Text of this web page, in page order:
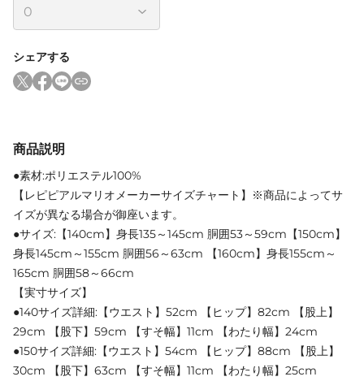
シェアする
商品説明
●素材:ポリエステル100%
【レピピアルマリオメーカーサイズチャート】※商品によってサ
イズが異なる場合が御座います。
●サイズ:【140cm】身長135～145cm 胴囲53～59cm【150cm】
身長145cm～155cm 胴囲56～63cm 【160cm】身長155cm～
165cm 胴囲58～66cm
【実寸サイズ】
●140サイズ詳細:【ウエスト】52cm 【ヒップ】82cm 【股上】
29cm 【股下】59cm 【すそ幅】11cm 【わたり幅】24cm
●150サイズ詳細:【ウエスト】54cm 【ヒップ】88cm 【股上】
30cm 【股下】63cm 【すそ幅】11cm 【わたり幅】25cm